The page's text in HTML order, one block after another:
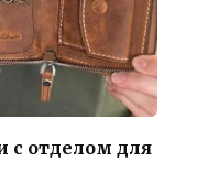
отделом для